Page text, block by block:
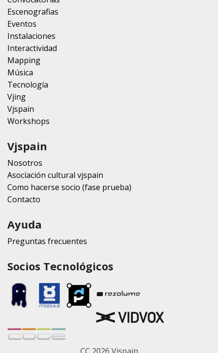
Escenografias
Eventos
Instalaciones
Interactividad
Mapping
Música
Tecnología
Vjing
Vjspain
Workshops
Vjspain
Nosotros
Asociación cultural vjspain
Como hacerse socio (fase prueba)
Contacto
Ayuda
Preguntas frecuentes
Socios Tecnológicos